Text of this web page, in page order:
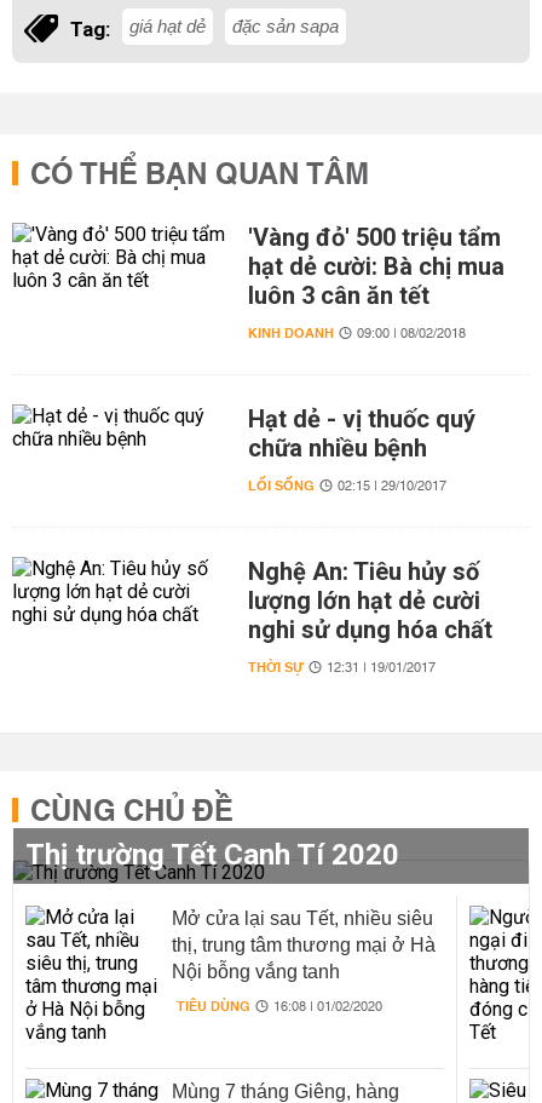
Tag: giá hạt dẻ đặc sản sapa
CÓ THỂ BẠN QUAN TÂM
'Vàng đỏ' 500 triệu tẩm
hạt dẻ cười: Bà chị mua
luôn 3 cân ăn tết
KINH DOANH 09:00 | 08/02/2018
Hạt dẻ - vị thuốc quý
chữa nhiều bệnh
LỐI SỐNG 02:15 | 29/10/2017
Nghệ An: Tiêu hủy số
lượng lớn hạt dẻ cười
nghi sử dụng hóa chất
THỜI SỰ 12:31 | 19/01/2017
CÙNG CHỦ ĐỀ
Thị trường Tết Canh Tí 2020
Mở cửa lại sau Tết, nhiều siêu
thị, trung tâm thương mại ở Hà
Nội bỗng vắng tanh
TIÊU DÙNG 16:08 | 01/02/2020
Mùng 7 tháng Giêng, hàng